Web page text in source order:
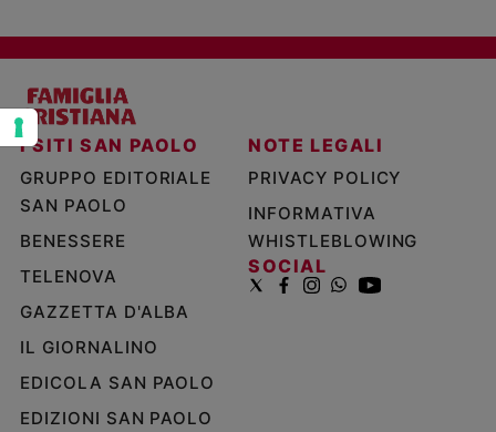
siamo
Contatti
Registrati
Redazione
I SITI SAN PAOLO
GRUPPO EDITORIALE
SAN PAOLO
BENESSERE
TELENOVA
GAZZETTA D'ALBA
IL GIORNALINO
EDICOLA SAN PAOLO
EDIZIONI SAN PAOLO
NOTE LEGALI
PRIVACY POLICY
INFORMATIVA
WHISTLEBLOWING
SOCIAL